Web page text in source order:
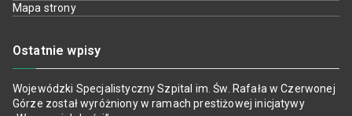
Mapa strony
Ostatnie wpisy
Wojewódzki Specjalistyczny Szpital im. Św. Rafała w Czerwonej
Górze został wyróżniony w ramach prestiżowej inicjatywy